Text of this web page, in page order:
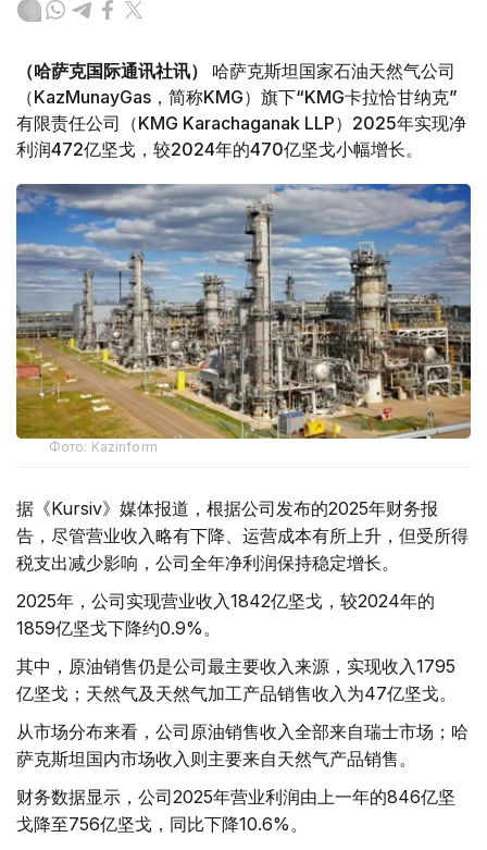
（哈萨克国际通讯社讯）
哈萨克斯坦国家石油天然气公司
（KazMunayGas，简称KMG）旗下“KMG卡拉恰甘纳克”
有限责任公司（KMG Karachaganak LLP）2025年实现净
利润472亿坚戈，较2024年的470亿坚戈小幅增长。
Фото: Kazinform
据《Kursiv》媒体报道，根据公司发布的2025年财务报
告，尽管营业收入略有下降、运营成本有所上升，但受所得
税支出减少影响，公司全年净利润保持稳定增长。
2025年，公司实现营业收入1842亿坚戈，较2024年的
1859亿坚戈下降约0.9%。
其中，原油销售仍是公司最主要收入来源，实现收入1795
亿坚戈；天然气及天然气加工产品销售收入为47亿坚戈。
从市场分布来看，公司原油销售收入全部来自瑞士市场；哈
萨克斯坦国内市场收入则主要来自天然气产品销售。
财务数据显示，公司2025年营业利润由上一年的846亿坚
戈降至756亿坚戈，同比下降10.6%。